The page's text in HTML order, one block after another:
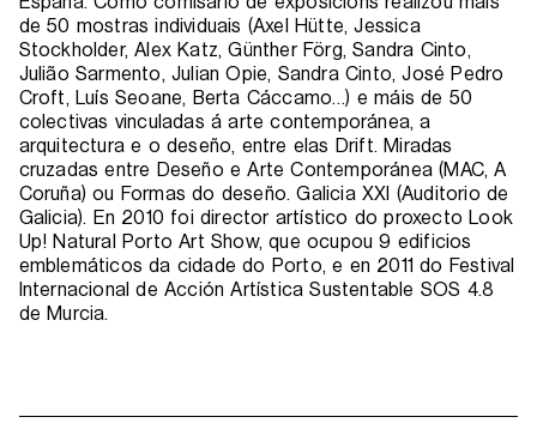
de 50 mostras individuais (Axel Hütte, Jessica
Stockholder, Alex Katz, Günther Förg, Sandra Cinto,
Julião Sarmento, Julian Opie, Sandra Cinto, José Pedro
Croft, Luís Seoane, Berta Cáccamo…) e máis de 50
colectivas vinculadas á arte contemporánea, a
arquitectura e o deseño, entre elas Drift. Miradas
cruzadas entre Deseño e Arte Contemporánea (MAC, A
Coruña) ou Formas do deseño. Galicia XXI (Auditorio de
Galicia). En 2010 foi director artístico do proxecto Look
Up! Natural Porto Art Show, que ocupou 9 edificios
emblemáticos da cidade do Porto, e en 2011 do Festival
Internacional de Acción Artística Sustentable SOS 4.8
de Murcia.